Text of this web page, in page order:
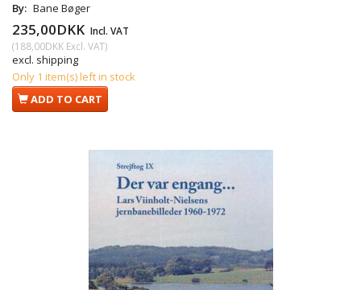
By: Bane Bøger
235,00DKK Incl. VAT
(188,00DKK Excl. VAT)
excl. shipping
Only 1 item(s) left in stock
ADD TO CART